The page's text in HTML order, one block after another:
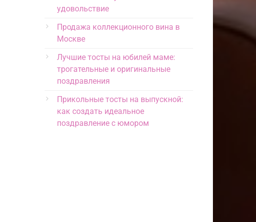
удовольствие
Продажа коллекционного вина в
Москве
Лучшие тосты на юбилей маме:
трогательные и оригинальные
поздравления
Прикольные тосты на выпускной:
как создать идеальное
поздравление с юмором